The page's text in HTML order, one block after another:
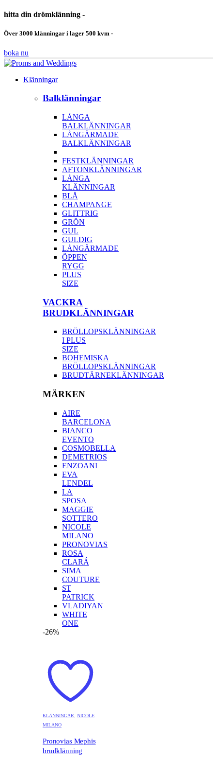
hitta din drömklänning -
Över 3000 klänningar i lager 500 kvm -
boka nu
Klänningar
Balklänningar
LÅNGA
BALKLÄNNINGAR
LÅNGÄRMADE
BALKLÄNNINGAR
FESTKLÄNNINGAR
AFTONKLÄNNINGAR
LÅNGA
KLÄNNINGAR
BLÅ
CHAMPANGE
GLITTRIG
GRÖN
GUL
GULDIG
LÅNGÄRMADE
ÖPPEN
RYGG
PLUS
SIZE
VACKRA
BRUDKLÄNNINGAR
BRÖLLOPSKLÄNNINGAR
I PLUS
SIZE
BOHEMISKA
BRÖLLOPSKLÄNNINGAR
BRUDTÄRNEKLÄNNINGAR
MÄRKEN
AIRE
BARCELONA
BIANCO
EVENTO
COSMOBELLA
DEMETRIOS
ENZOANI
EVA
LENDEL
LA
SPOSA
MAGGIE
SOTTERO
NICOLE
MILANO
PRONOVIAS
ROSA
CLARÁ
SIMA
COUTURE
ST
PATRICK
VLADIYAN
WHITE
ONE
-26%
KLÄNNINGAR, NICOLE
MILANO
Pronovias Mephis
brudklänning